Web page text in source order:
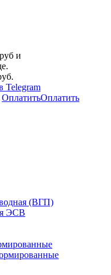
и
ОплатитьОплатить
(ВГП)
ЭСВ